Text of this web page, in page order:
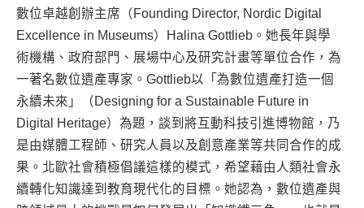
數位卓越創辦主席（Founding Director, Nordic Digital
Excellence in Museums）Halina Gottlieb。她長年與學
術機構、政府部門、展場中心及研究計畫等單位合作，為
一著名數位遺產專家。Gottlieb以「為數位遺產打造一個
永續未來」（Designing for a Sustainable Future in
Digital Heritage）為題，談到將互動科技引進博物館，乃
是由媒體工程師、研究人員以及創意產業等共同合作的成
果。北歐社會積極倡議這樣的模式，希望藉由人類社會永
續轉化知識達到教育現代化的目標。她認為，數位遺產與